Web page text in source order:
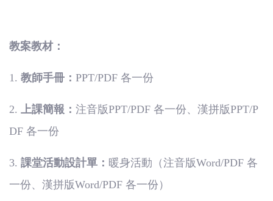
教案教材：
1. 教師手冊： PPT/PDF 各一份
2. 上課簡報： 注音版PPT/PDF 各一份、漢拼版PPT/P
DF 各一份
3. 課堂活動設計單： 暖身活動（注音版Word/PDF 各
一份、漢拼版Word/PDF 各一份）